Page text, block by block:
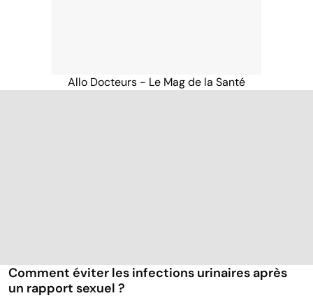
Allo Docteurs - Le Mag de la Santé
Comment éviter les infections urinaires après
un rapport sexuel ?